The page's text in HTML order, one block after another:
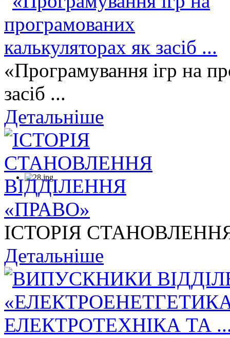
«Програмування ігр на
засіб ...
Детальніше
ІСТОРІЯ
Детальніше